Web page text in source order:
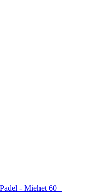
- Miehet 60+